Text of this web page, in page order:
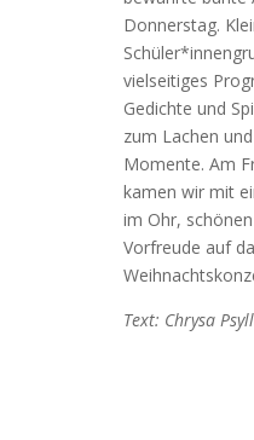
Donnerstag.
vielseitiges
Gedichte und
zum Lachen
Momente. Am
kamen wir mit
im Ohr,
Vorfreude auf
Text: Chrysa